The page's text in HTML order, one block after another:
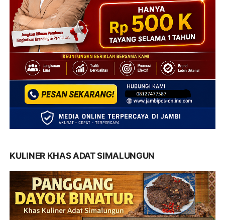
KULINER KHAS ADAT SIMALUNGUN